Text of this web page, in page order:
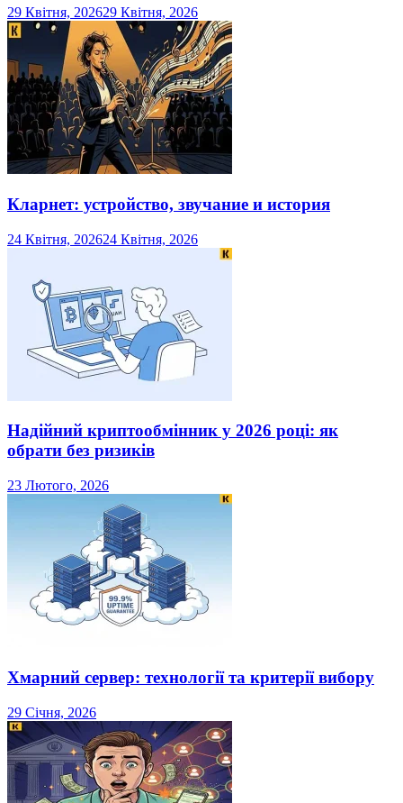
29 Квітня, 202629 Квітня, 2026
Кларнет: устройство, звучание и история
24 Квітня, 202624 Квітня, 2026
Надійний криптообмінник у 2026 році: як
обрати без ризиків
23 Лютого, 2026
Хмарний сервер: технології та критерії вибору
29 Січня, 2026